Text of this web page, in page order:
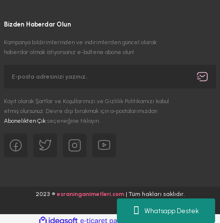
Whatsapp Destek
Bizden Haberdar Olun
Kampanya bildirimlerinden ve indirimlerden güncel olarak
haberdar olmak istiyorsanız e-bültene abone olun!
Kayıt olarak Şartlar ve Koşullarımızı ve Gizlilik Politikamızı kabul
etmiş olursunuz. Devre dışı bırakmak için a-postalarımızdan
Abonelikten Çık seçeneğine tıklayın.
2023 ® esraninganimetleri.com| Tüm hakları saklıdır.
ideasoft